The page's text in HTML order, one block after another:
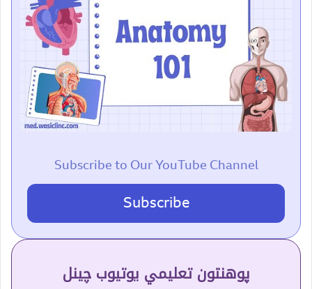
Subscribe to Our YouTube Channel
Subscribe
پوهنتون تعلیمي یوتیوب چینل